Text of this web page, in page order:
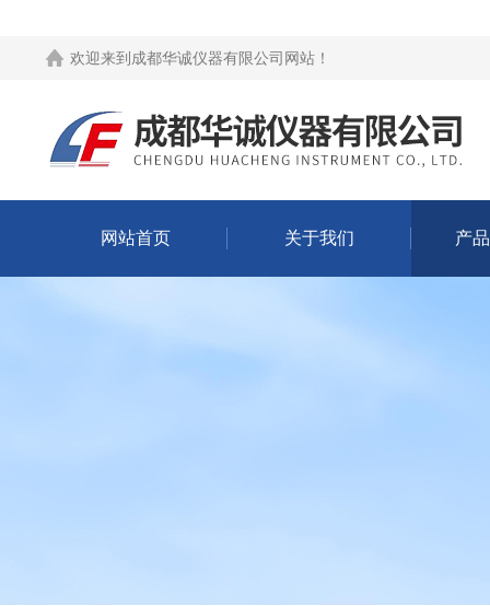
欢迎来到 成都华诚仪器有限公司网站 ！
网站首页 关于我们 产